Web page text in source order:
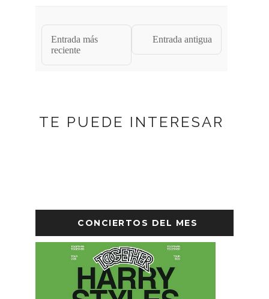
Entrada más
reciente
Entrada antigua
TE PUEDE INTERESAR
CONCIERTOS DEL MES